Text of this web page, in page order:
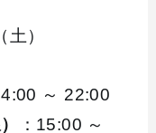
）
～ 22:00
：15:00 ～